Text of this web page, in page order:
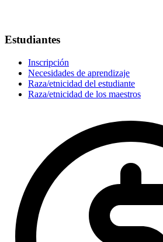
Estudiantes
Inscripción
Necesidades de aprendizaje
Raza/etnicidad del estudiante
Raza/etnicidad de los maestros